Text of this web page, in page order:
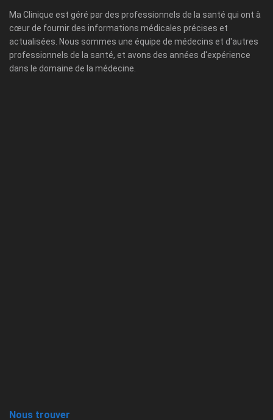
Ma Clinique est géré par des professionnels de la santé qui ont à
cœur de fournir des informations médicales précises et
actualisées. Nous sommes une équipe de médecins et d'autres
professionnels de la santé, et avons des années d'expérience
dans le domaine de la médecine.
Nous trouver